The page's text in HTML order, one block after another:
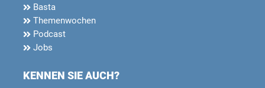
Basta
Themenwochen
Podcast
Jobs
KENNEN SIE AUCH?